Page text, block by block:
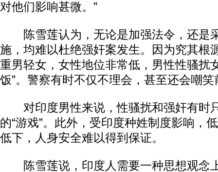
对他们影响甚微。”
陈雪莲认为，无论是加强法令，还是
施，均难以杜绝强奸案发生。因为究其根
重男轻女，女性地位非常低，男性性骚扰
饭”。警察有时不仅不理会，甚至还会嘲
对印度男性来说，性骚扰和强奸有时
的“游戏”。此外，受印度种姓制度影响，
低下，人身安全难以得到保证。
陈雪莲说，印度人需要一种思想观念